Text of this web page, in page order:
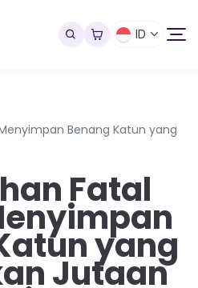
ID
Benang Katun yang
Fatal
yang
Jutaan